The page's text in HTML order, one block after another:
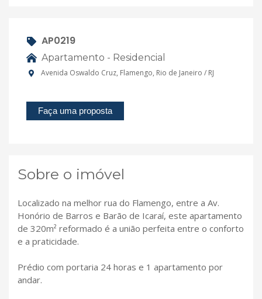
AP0219
Apartamento - Residencial
Avenida Oswaldo Cruz, Flamengo, Rio de Janeiro / RJ
Faça uma proposta
Sobre o imóvel
Localizado na melhor rua do Flamengo, entre a Av.
Honório de Barros e Barão de Icaraí, este apartamento
de 320m² reformado é a união perfeita entre o conforto
e a praticidade.
Prédio com portaria 24 horas e 1 apartamento por
andar.